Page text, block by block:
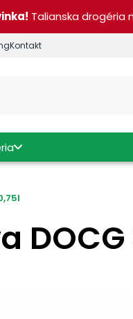
Talianska drogéria
Kontakt
DOCG